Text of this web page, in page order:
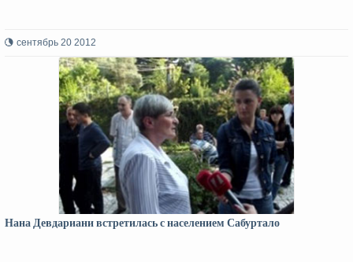
сентябрь 20 2012
Нана Девдариани встретилась с населением Сабуртало